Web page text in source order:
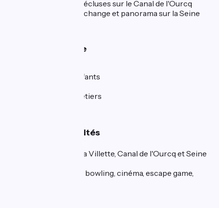
Panorama depuis les écluses sur le Canal de l'Ourcq
traversée du Pont au change et panorama sur la Seine
👨‍👩‍👧‍👦 En famille
Philharmonie des enfants
Musée des Arts et Métiers
🏃‍➡️ Sport & Activités
Baignade : Bassin de la Villette, Canal de l'Ourcq et Seine
Boom boom Villette : bowling, cinéma, escape game,